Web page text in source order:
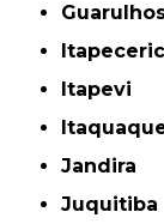
Itapevi
Jandira
Juquitiba